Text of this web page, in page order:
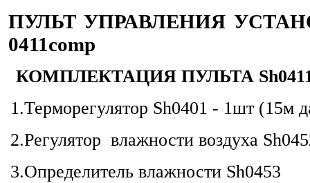
ПУЛЬТ УПРАВЛЕНИЯ
0411comp
КОМПЛЕКТАЦИЯ ПУЛЬТА
1.Терморегулятор Sh0401 -
2.Регулятор влажности
3.Определитель